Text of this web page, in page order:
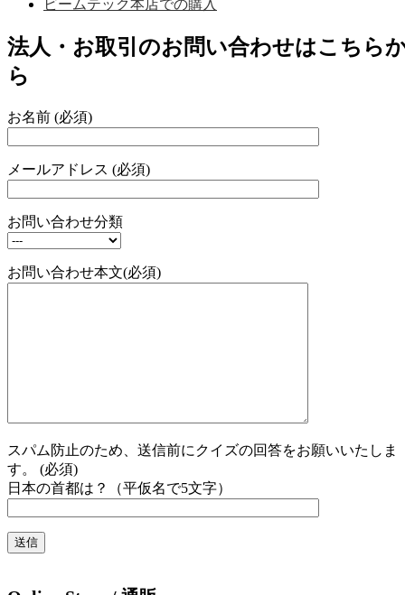
ビームテック本店での購入
法人・お取引のお問い合わせはこちら
ら
お名前 (必須)
メールアドレス (必須)
お問い合わせ分類
お問い合わせ本文(必須)
スパム防止のため、送信前にクイズの回答をお願いいたしま
す。 (必須)
日本の首都は？（平仮名で5文字）